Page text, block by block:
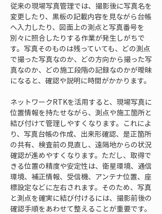
従来の現場写真管理では、撮影後に写真名を
変更したり、黒板の記載内容を見ながら台帳
へ入力したり、図面上の測点と写真番号を
別々に照合したりする作業が発生しがちで
す。写真そのものは残っていても、どの測点
で撮った写真なのか、どの方向から撮った写
真なのか、どの施工段階の記録なのかが曖昧
になると、確認や説明に時間がかかります。
ネットワークRTKを活用すると、現場写真に
位置情報を持たせながら、測点や施工箇所と
結び付けて管理しやすくなります。これによ
り、写真台帳の作成、出来形確認、是正箇所
の共有、検査前の見直し、遠隔地からの状況
確認が進めやすくなります。ただし、取得で
きる位置の精度や安定性は、衛星環境、通信
環境、補正情報、受信機、アンテナ位置、座
標設定などに左右されます。そのため、写真
と測点を確実に結び付けるには、撮影前後の
確認手順をあわせて整えることが重要です。